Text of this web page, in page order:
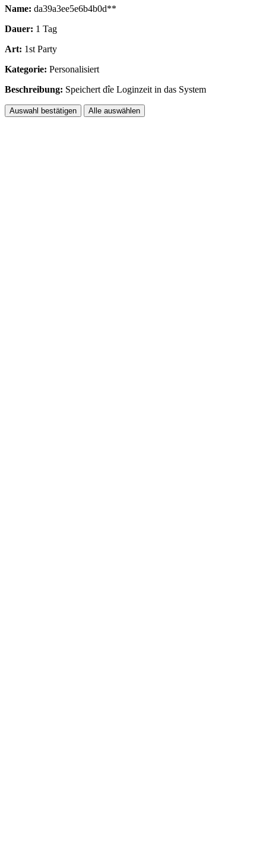
Name: da39a3ee5e6b4b0d**
Dauer: 1 Tag
Art: 1st Party
Kategorie: Personalisiert
Beschreibung: Speichert dîe Loginzeit in das System
Auswahl bestätigen Alle auswählen